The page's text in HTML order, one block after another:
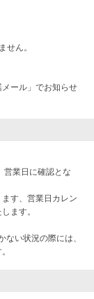
せん。
ール」でお知らせ
営業日に確認とな
す、営業日カレン
ます。
い状況の際には、